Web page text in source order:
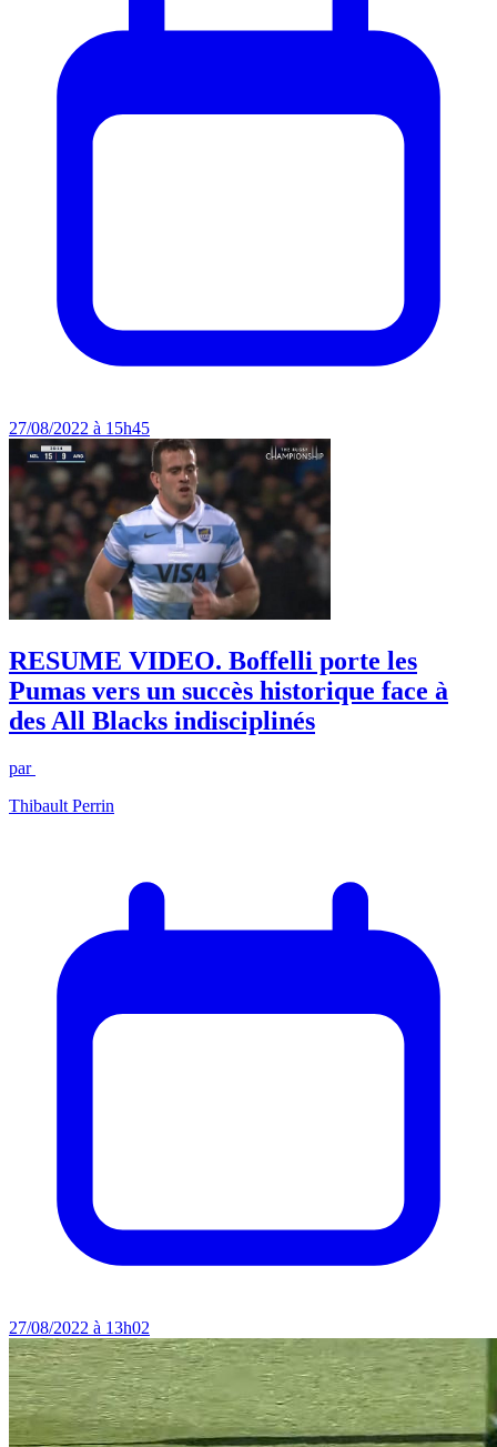
27/08/2022 à 15h45
RESUME VIDEO. Boffelli porte les
Pumas vers un succès historique face à
des All Blacks indisciplinés
par
Thibault Perrin
27/08/2022 à 13h02